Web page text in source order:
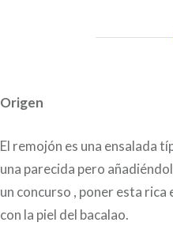
Origen
El remojón es una ensalada
una parecida pero
un concurso , poner esta
con la piel del bacalao.